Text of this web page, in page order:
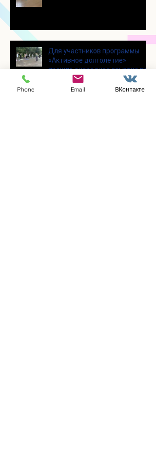
Для участников программы
«Активное долголетие»
прошло очередное занятие по
Phone Email ВКонтакте